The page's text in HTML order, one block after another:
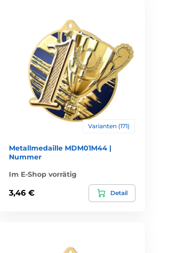
Varianten (171)
Metallmedaille MDM01M44 |
Nummer
Im E-Shop vorrätig
3,46 € Detail